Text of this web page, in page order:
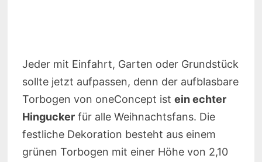
Jeder mit Einfahrt, Garten oder Grundstück
sollte jetzt aufpassen, denn der aufblasbare
Torbogen von oneConcept ist ein echter
Hinguckerfür alle Weihnachtsfans. Die
festliche Dekoration besteht aus einem
grünen Torbogen mit einer Höhe von 2,10